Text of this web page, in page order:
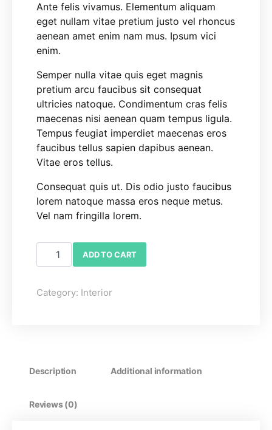
Ante felis vivamus. Elementum aliquam
eget nullam vitae pretium justo vel rhoncus
aenean amet enim nam mus. Ipsum vici
enim.
Semper nulla vitae quis eget magnis
pretium arcu faucibus sit consequat
ultricies natoque. Condimentum cras felis
maecenas nisi aenean quam tempus ligula.
Tempus feugiat imperdiet maecenas eros
faucibus tellus sapien dapibus aenean.
Vitae eros tellus.
Consequat quis ut. Dis odio justo faucibus
lorem natoque massa eros neque metus.
Vel nam fringilla lorem.
Dining Plates quantity
ADD TO CART
Category: Interior
Description Additional information
Reviews (0)